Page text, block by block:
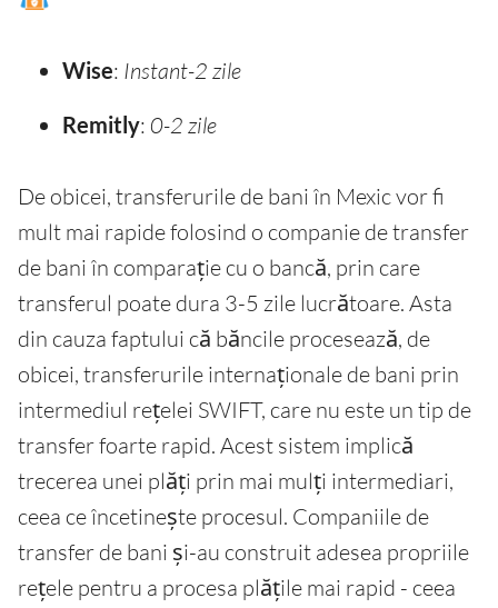
Wise: Instant-2 zile
Remitly: 0-2 zile
De obicei, transferurile de bani în Mexic vor fi
mult mai rapide folosind o companie de transfer
de bani în comparație cu o bancă, prin care
transferul poate dura 3-5 zile lucrătoare. Asta
din cauza faptului că băncile procesează, de
obicei, transferurile internaționale de bani prin
intermediul rețelei SWIFT, care nu este un tip de
transfer foarte rapid. Acest sistem implică
trecerea unei plăți prin mai mulți intermediari,
ceea ce încetinește procesul. Companiile de
transfer de bani și-au construit adesea propriile
rețele pentru a procesa plățile mai rapid - ceea